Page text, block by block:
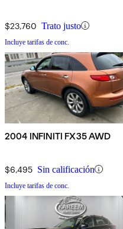
$23,760 Trato justo
Incluye tarifas de conc.
2004 INFINITI FX35 AWD
$6,495 Sin calificación
Incluye tarifas de conc.